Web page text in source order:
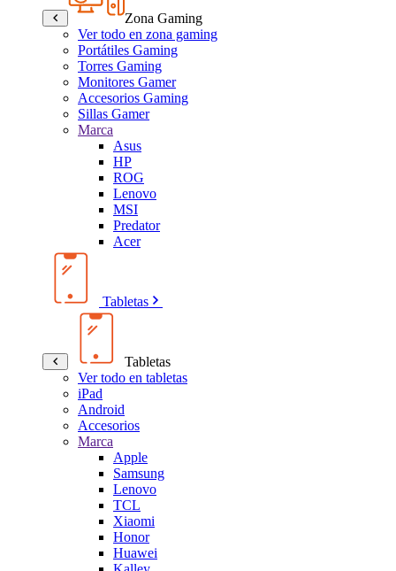
Zona Gaming
Ver todo en zona gaming
Portátiles Gaming
Torres Gaming
Monitores Gamer
Accesorios Gaming
Sillas Gamer
Marca
Asus
HP
ROG
Lenovo
MSI
Predator
Acer
Tabletas
Tabletas
Ver todo en tabletas
iPad
Android
Accesorios
Marca
Apple
Samsung
Lenovo
TCL
Xiaomi
Honor
Huawei